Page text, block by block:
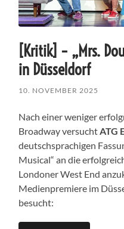
[Kritik] – „Mrs.
in Düsseldorf
10. NOVEMBER 2025
Nach einer weniger
Broadway versuchtATG
deutschsprachigen
Musical“ an die
Londoner West End
Medienpremiere im
besucht: